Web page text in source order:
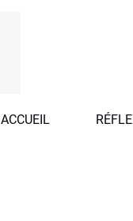
ACCUEIL